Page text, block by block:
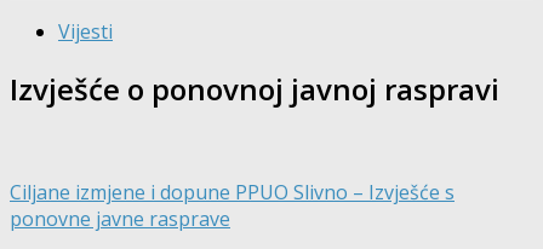
Vijesti
Izvješće o ponovnoj javnoj raspravi
Ciljane izmjene i dopune PPUO Slivno – Izvješće s
ponovne javne rasprave